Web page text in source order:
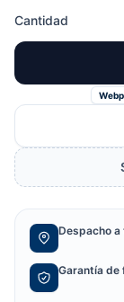
Cantidad
Despacho
Garantía de